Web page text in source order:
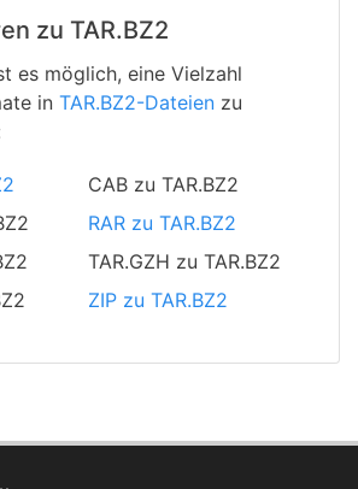
zu TAR.BZ2
es möglich, eine Vielzahl
in TAR.BZ2-Dateien zu
CAB zu TAR.BZ2
RAR zu TAR.BZ2
TAR.GZH zu TAR.BZ2
ZIP zu TAR.BZ2